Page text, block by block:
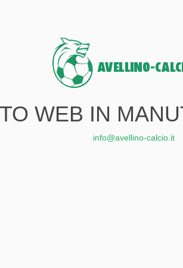
WEB IN
info@avellino-calcio.it